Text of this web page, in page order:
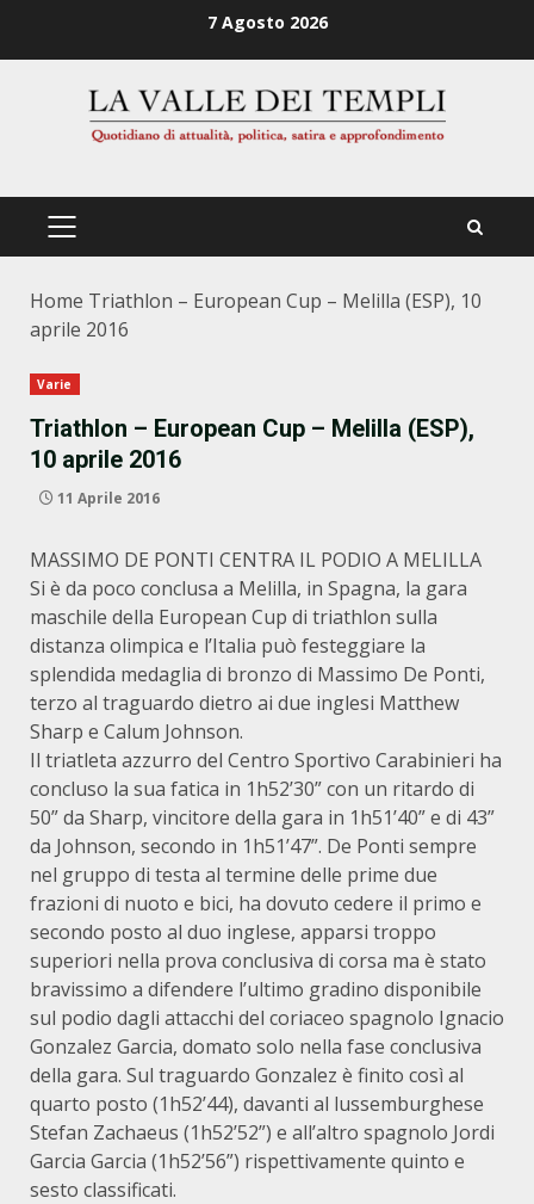
7 Agosto 2026
PRIMÄRES
Home Triathlon – European Cup – Melilla (ESP), 10
aprile 2016
Varie
Triathlon – European Cup – Melilla (ESP),
10 aprile 2016
11 Aprile 2016
MASSIMO DE PONTI CENTRA IL PODIO A MELILLA
Si è da poco conclusa a Melilla, in Spagna, la gara
maschile della European Cup di triathlon sulla
distanza olimpica e l’Italia può festeggiare la
splendida medaglia di bronzo di Massimo De Ponti,
terzo al traguardo dietro ai due inglesi Matthew
Sharp e Calum Johnson.
Il triatleta azzurro del Centro Sportivo Carabinieri ha
concluso la sua fatica in 1h52’30” con un ritardo di
50” da Sharp, vincitore della gara in 1h51’40” e di 43”
da Johnson, secondo in 1h51’47”. De Ponti sempre
nel gruppo di testa al termine delle prime due
frazioni di nuoto e bici, ha dovuto cedere il primo e
secondo posto al duo inglese, apparsi troppo
superiori nella prova conclusiva di corsa ma è stato
bravissimo a difendere l’ultimo gradino disponibile
sul podio dagli attacchi del coriaceo spagnolo Ignacio
Gonzalez Garcia, domato solo nella fase conclusiva
della gara. Sul traguardo Gonzalez è finito così al
quarto posto (1h52’44), davanti al lussemburghese
Stefan Zachaeus (1h52’52”) e all’altro spagnolo Jordi
Garcia Garcia (1h52’56”) rispettivamente quinto e
sesto classificati.